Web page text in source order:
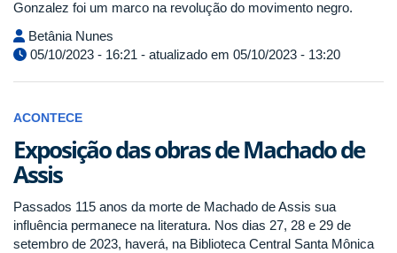
Gonzalez foi um marco na revolução do movimento negro.
Betânia Nunes
05/10/2023 - 16:21 - atualizado em 05/10/2023 - 13:20
ACONTECE
Exposição das obras de Machado de
Assis
Passados 115 anos da morte de Machado de Assis sua
influência permanece na literatura. Nos dias 27, 28 e 29 de
setembro de 2023, haverá, na Biblioteca Central Santa Mônica